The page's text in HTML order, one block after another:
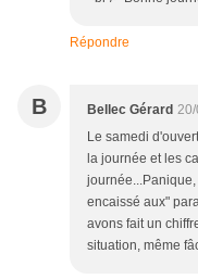
Répondre
B Bellec Gérard
Le samedi
la journée et les
encaissé aux"
avons fait un
situation, même